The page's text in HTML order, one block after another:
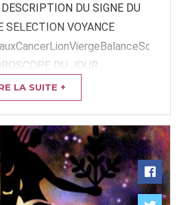
DU SIGNE DU
SELECTION VOYANCE
DU JOUR ...
LA SUITE +